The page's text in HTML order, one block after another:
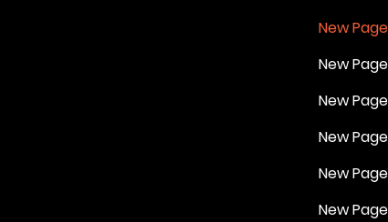
New Page
New Page
New Page
New Page
New Page
New Page